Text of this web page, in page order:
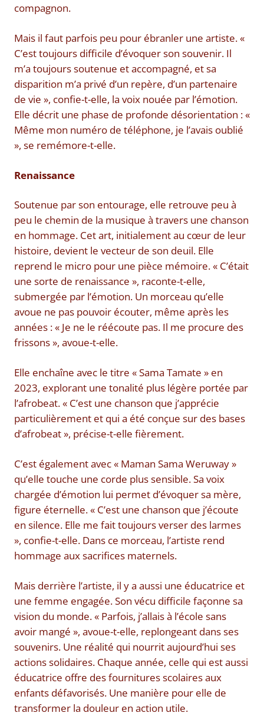
compagnon.
Mais il faut parfois peu pour ébranler une artiste. «
C’est toujours difficile d’évoquer son souvenir. Il
m’a toujours soutenue et accompagné, et sa
disparition m’a privé d’un repère, d’un partenaire
de vie », confie-t-elle, la voix nouée par l’émotion.
Elle décrit une phase de profonde désorientation : «
Même mon numéro de téléphone, je l’avais oublié
», se remémore-t-elle.
Renaissance
Soutenue par son entourage, elle retrouve peu à
peu le chemin de la musique à travers une chanson
en hommage. Cet art, initialement au cœur de leur
histoire, devient le vecteur de son deuil. Elle
reprend le micro pour une pièce mémoire. « C’était
une sorte de renaissance », raconte-t-elle,
submergée par l’émotion. Un morceau qu’elle
avoue ne pas pouvoir écouter, même après les
années : « Je ne le réécoute pas. Il me procure des
frissons », avoue-t-elle.
Elle enchaîne avec le titre « Sama Tamate » en
2023, explorant une tonalité plus légère portée par
l’afrobeat. « C’est une chanson que j’apprécie
particulièrement et qui a été conçue sur des bases
d’afrobeat », précise-t-elle fièrement.
C’est également avec « Maman Sama Weruway »
qu’elle touche une corde plus sensible. Sa voix
chargée d’émotion lui permet d’évoquer sa mère,
figure éternelle. « C’est une chanson que j’écoute
en silence. Elle me fait toujours verser des larmes
», confie-t-elle. Dans ce morceau, l’artiste rend
hommage aux sacrifices maternels.
Mais derrière l’artiste, il y a aussi une éducatrice et
une femme engagée. Son vécu difficile façonne sa
vision du monde. « Parfois, j’allais à l’école sans
avoir mangé », avoue-t-elle, replongeant dans ses
souvenirs. Une réalité qui nourrit aujourd’hui ses
actions solidaires. Chaque année, celle qui est aussi
éducatrice offre des fournitures scolaires aux
enfants défavorisés. Une manière pour elle de
transformer la douleur en action utile.